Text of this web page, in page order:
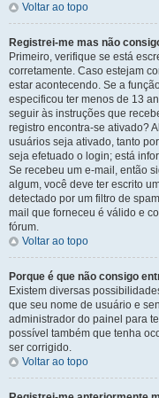
Voltar ao topo
Registrei-me mas não
Primeiro, verifique se está
corretamente. Caso estejam
estar acontecendo. Se a
especificou ter menos de 13
seguir às instruções que
registro encontra-se ativado?
usuários seja ativado, tanto
seja efetuado o login; está
Se recebeu um e-mail, então
algum, você deve ter escrito
detectado por um filtro de
mail que forneceu é válido e
fórum.
Voltar ao topo
Porque é que não consigo
Existem diversas
que seu nome de usuário e
administrador do painel para
possível também que tenha
ser corrigido.
Voltar ao topo